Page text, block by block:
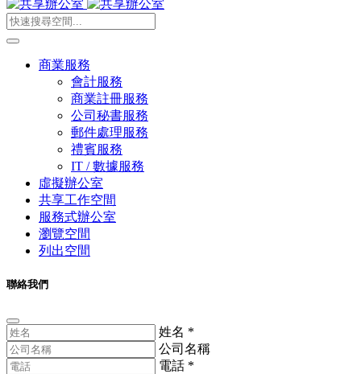
商業服務
會計服務
商業註冊服務
公司秘書服務
郵件處理服務
禮賓服務
IT / 數據服務
虛擬辦公室
共享工作空間
服務式辦公室
瀏覽空間
列出空間
聯絡我們
姓名 *
公司名稱
電話 *